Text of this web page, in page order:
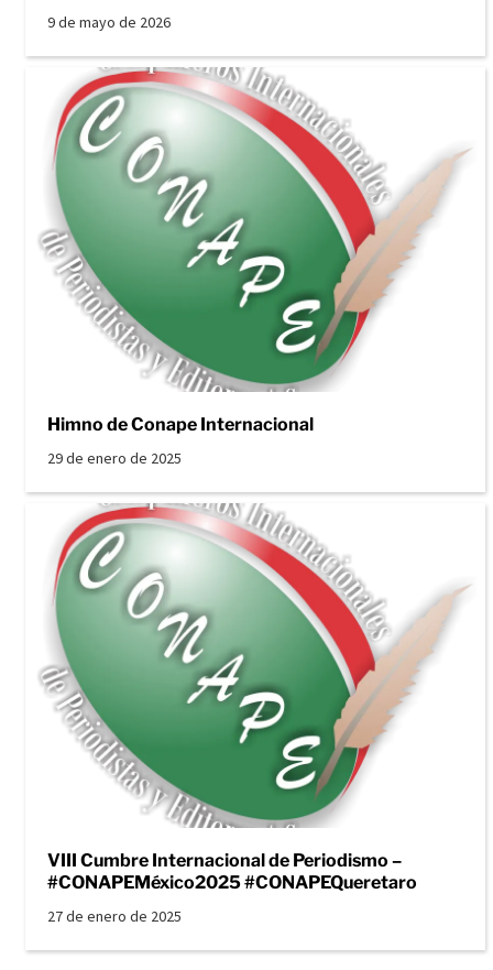
9 de mayo de 2026
Himno de Conape Internacional
29 de enero de 2025
VIII Cumbre Internacional de Periodismo –
#CONAPEMéxico2025 #CONAPEQueretaro
27 de enero de 2025